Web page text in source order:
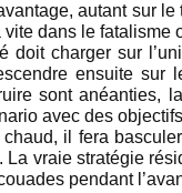
autant sur
dans le fatalisme
doit charger sur
ensuite
sont anéanties,
avec des
il fera
La vraie stratégie
pendant